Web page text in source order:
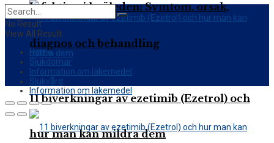
11 biverkningar av ezetimib (Ezetrol) och
hur man kan mildra dem
Infektion i knäleden: Symtom, orsak,
diagnos och behandling
Information om läkemedel
No Result
View All Result
Home
Sjukdomar
Information om läkemedel
Sjukvård